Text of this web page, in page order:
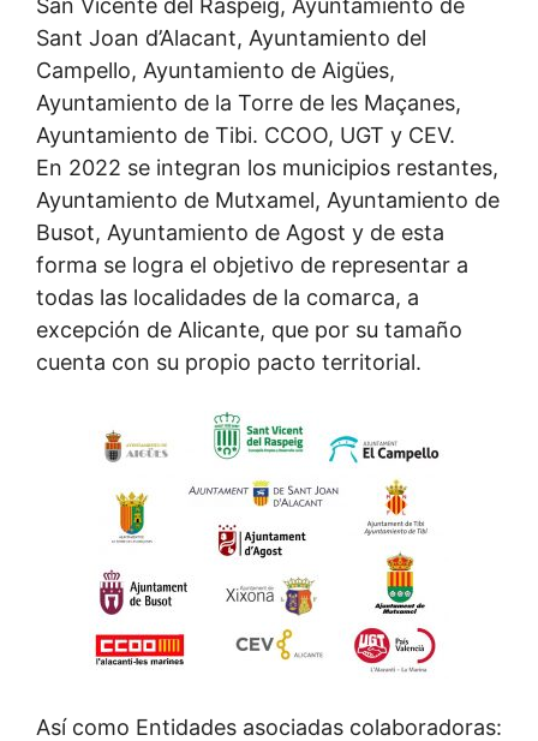
San Vicente del Raspeig, Ayuntamiento de
Sant Joan d’Alacant, Ayuntamiento del
Campello, Ayuntamiento de Aigües,
Ayuntamiento de la Torre de les Maçanes,
Ayuntamiento de Tibi. CCOO, UGT y CEV.
En 2022 se integran los municipios restantes,
Ayuntamiento de Mutxamel, Ayuntamiento de
Busot, Ayuntamiento de Agost y de esta
forma se logra el objetivo de representar a
todas las localidades de la comarca, a
excepción de Alicante, que por su tamaño
cuenta con su propio pacto territorial.
Así como Entidades asociadas colaboradoras: